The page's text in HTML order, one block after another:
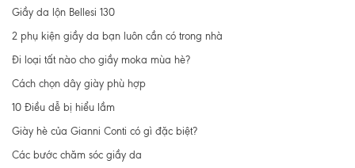
Giầy da lộn Bellesi 130
2 phụ kiện giầy da bạn luôn cần có trong nhà
Đi loại tất nào cho giầy moka mùa hè?
Cách chọn dây giày phù hợp
10 Điều dễ bị hiểu lầm
Giày hè của Gianni Conti có gì đặc biệt?
Các bước chăm sóc giầy da